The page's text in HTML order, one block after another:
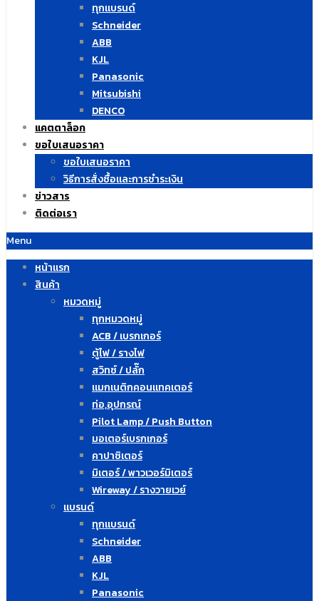
ทุกแบรนด์
Schneider
ABB
KJL
Panasonic
Mitsubishi
DENCO
แคตตาล็อก
ขอใบเสนอราคา
ขอใบเสนอราคา
วิธีการสั่งซื้อและการชำระเงิน
ข่าวสาร
ติดต่อเรา
Menu
หน้าแรก
สินค้า
หมวดหมู่
ทุกหมวดหมู่
ACB / เบรกเกอร์
ตู้ไฟ / รางไฟ
สวิทซ์ / ปลั๊ก
แมกเนติกคอนแทคเตอร์
ท่อ,อุปกรณ์
Pilot Lamp / Push Button
มอเตอร์เบรกเกอร์
คาปาซิเตอร์
มิเตอร์ / พาวเวอร์มิเตอร์
Wireway / รางวายเวย์
แบรนด์
ทุกแบรนด์
Schneider
ABB
KJL
Panasonic